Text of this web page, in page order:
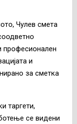
Чулев смета
професионален
и
за сметка
таргети,
се видени